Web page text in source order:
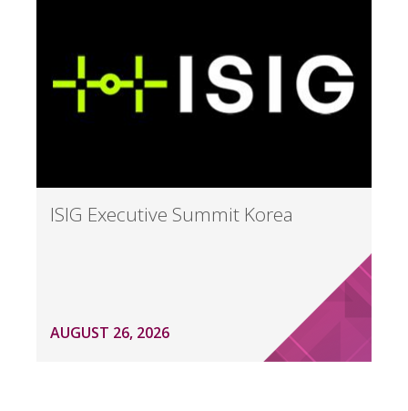
ISIG Executive Summit Korea
AUGUST 26, 2026